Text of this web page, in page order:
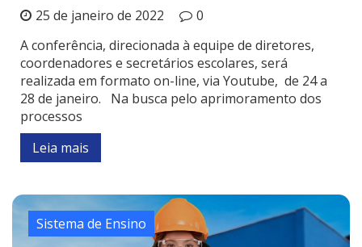
25 de janeiro de 2022
0
A conferência, direcionada à equipe de diretores,
coordenadores e secretários escolares, será
realizada em formato on-line, via Youtube, de 24 a
28 de janeiro. Na busca pelo aprimoramento dos
processos
Leia mais
Sistema de Ensino